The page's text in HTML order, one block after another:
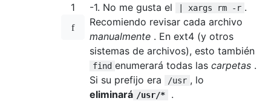
1 -1. No me gusta el | xargs rm -r .
Recomiendo revisar cada archivo
manualmente . En ext4 (y otros
sistemas de archivos), esto también
find enumerará todas las carpetas .
Si su prefijo era
/usr , lo
eliminará /usr/* .